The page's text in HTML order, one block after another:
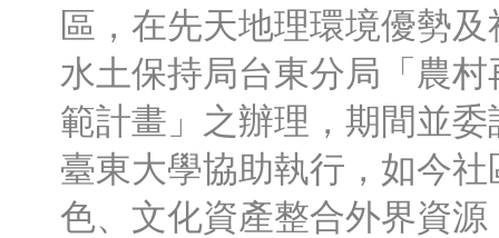
區，在先天地理環境優勢
水土保持局台東分局「農
範計畫」之辦理，期間並
臺東大學協助執行，如今
色、文化資產整合外界資